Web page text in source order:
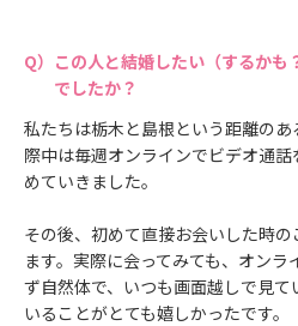
この人と結婚したい（するか
でしたか？
私たちは栃木と島根という距離の
際中は毎週オンラインでビデオ通
めていきました。
その後、初めて直接お会いした時
ます。実際に会ってみても、オン
ず自然体で、いつも画面越しで見
いることがとても嬉しかったです。